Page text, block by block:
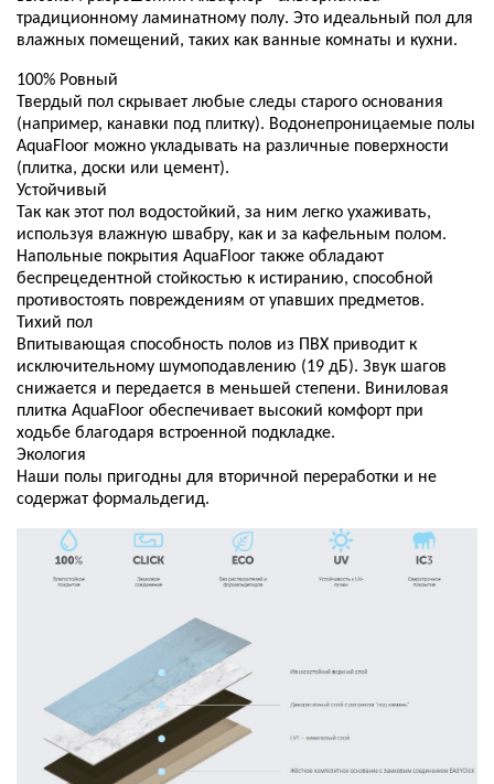
традиционному ламинатному полу. Это идеальный пол для
влажных помещений, таких как ванные комнаты и кухни.
100% Ровный
Твердый пол скрывает любые следы старого основания
(например, канавки под плитку). Водонепроницаемые полы
AquaFloor можно укладывать на различные поверхности
(плитка, доски или цемент).
Устойчивый
Так как этот пол водостойкий, за ним легко ухаживать,
используя влажную швабру, как и за кафельным полом.
Напольные покрытия AquaFloor также обладают
беспрецедентной стойкостью к истиранию, способной
противостоять повреждениям от упавших предметов.
Тихий пол
Впитывающая способность полов из ПВХ приводит к
исключительному шумоподавлению (19 дБ). Звук шагов
снижается и передается в меньшей степени. Виниловая
плитка AquaFloor обеспечивает высокий комфорт при
ходьбе благодаря встроенной подкладке.
Экология
Наши полы пригодны для вторичной переработки и не
содержат формальдегид.